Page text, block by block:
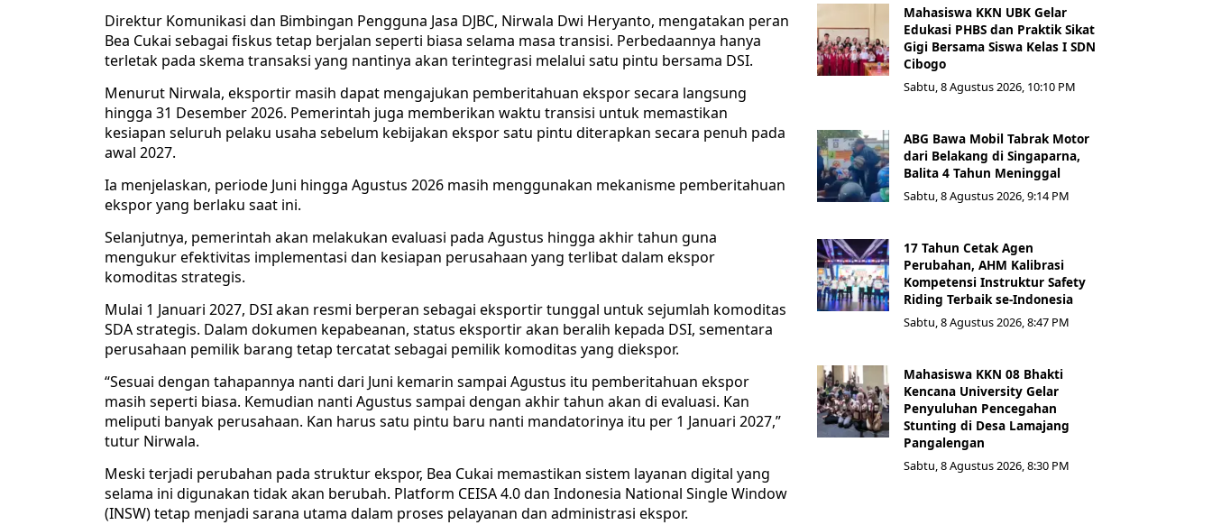
Direktur Komunikasi dan Bimbingan Pengguna Jasa DJBC, Nirwala Dwi Heryanto, mengatakan peran
Bea Cukai sebagai fiskus tetap berjalan seperti biasa selama masa transisi. Perbedaannya hanya
terletak pada skema transaksi yang nantinya akan terintegrasi melalui satu pintu bersama DSI.
Menurut Nirwala, eksportir masih dapat mengajukan pemberitahuan ekspor secara langsung
hingga 31 Desember 2026. Pemerintah juga memberikan waktu transisi untuk memastikan
kesiapan seluruh pelaku usaha sebelum kebijakan ekspor satu pintu diterapkan secara penuh pada
awal 2027.
Ia menjelaskan, periode Juni hingga Agustus 2026 masih menggunakan mekanisme pemberitahuan
ekspor yang berlaku saat ini.
Selanjutnya, pemerintah akan melakukan evaluasi pada Agustus hingga akhir tahun guna
mengukur efektivitas implementasi dan kesiapan perusahaan yang terlibat dalam ekspor
komoditas strategis.
Mulai 1 Januari 2027, DSI akan resmi berperan sebagai eksportir tunggal untuk sejumlah komoditas
SDA strategis. Dalam dokumen kepabeanan, status eksportir akan beralih kepada DSI, sementara
perusahaan pemilik barang tetap tercatat sebagai pemilik komoditas yang diekspor.
“Sesuai dengan tahapannya nanti dari Juni kemarin sampai Agustus itu pemberitahuan ekspor
masih seperti biasa. Kemudian nanti Agustus sampai dengan akhir tahun akan di evaluasi. Kan
meliputi banyak perusahaan. Kan harus satu pintu baru nanti mandatorinya itu per 1 Januari 2027,”
tutur Nirwala.
Meski terjadi perubahan pada struktur ekspor, Bea Cukai memastikan sistem layanan digital yang
selama ini digunakan tidak akan berubah. Platform CEISA 4.0 dan Indonesia National Single Window
(INSW) tetap menjadi sarana utama dalam proses pelayanan dan administrasi ekspor.
Mahasiswa KKN UBK Gelar
Edukasi PHBS dan Praktik Sikat
Gigi Bersama Siswa Kelas I SDN
Cibogo
Sabtu, 8 Agustus 2026, 10:10 PM
ABG Bawa Mobil Tabrak Motor
dari Belakang di Singaparna,
Balita 4 Tahun Meninggal
Sabtu, 8 Agustus 2026, 9:14 PM
17 Tahun Cetak Agen
Perubahan, AHM Kalibrasi
Kompetensi Instruktur Safety
Riding Terbaik se-Indonesia
Sabtu, 8 Agustus 2026, 8:47 PM
Mahasiswa KKN 08 Bhakti
Kencana University Gelar
Penyuluhan Pencegahan
Stunting di Desa Lamajang
Pangalengan
Sabtu, 8 Agustus 2026, 8:30 PM